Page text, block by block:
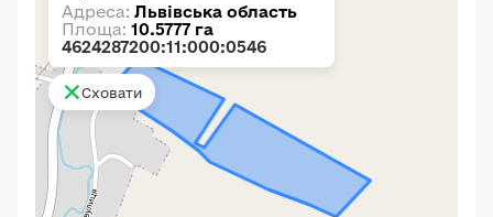
Адреса: Львівська область
Площа: 10.5777 га
4624287200:11:000:0546
Сховати